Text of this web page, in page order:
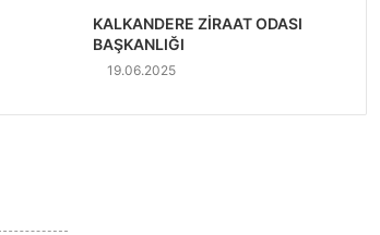
KALKANDERE ZİRAAT ODASI
BAŞKANLIĞI
19.06.2025